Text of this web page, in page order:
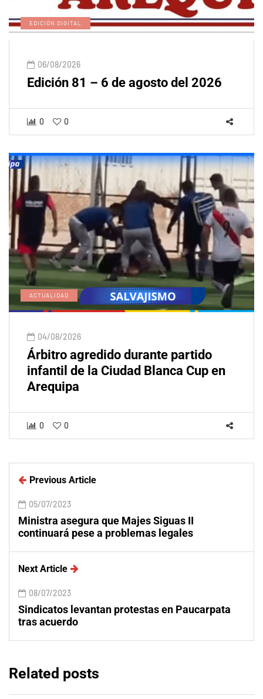
EDICIÓN DIGITAL
06/08/2026
Edición 81 – 6 de agosto del 2026
0 0
ACTUALIDAD
04/08/2026
Árbitro agredido durante partido
infantil de la Ciudad Blanca Cup en
Arequipa
0 0
Previous Article
05/07/2023
Ministra asegura que Majes Siguas II
continuará pese a problemas legales
Next Article
08/07/2023
Sindicatos levantan protestas en Paucarpata
tras acuerdo
Related posts